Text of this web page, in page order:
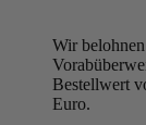
Wir
Bestellwert
Euro.